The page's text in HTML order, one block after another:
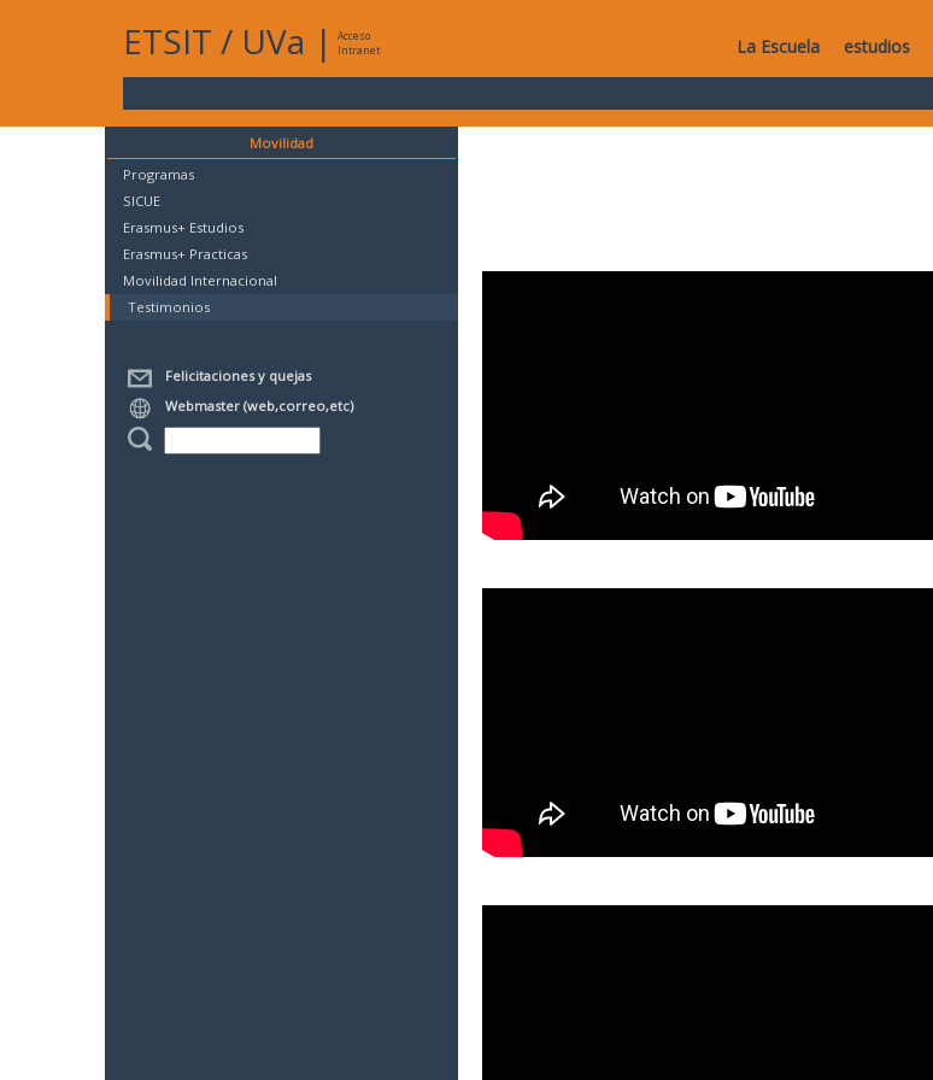
ETSIT / UVa |
Acceso
Intranet
La Escuela estudios
Movilidad
Programas
SICUE
Erasmus+ Estudios
Erasmus+ Practicas
Movilidad Internacional
Testimonios
Felicitaciones y quejas
Webmaster (web,correo,etc)